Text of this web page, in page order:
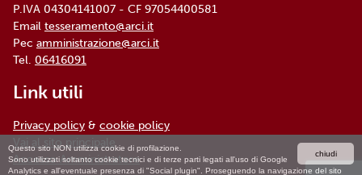
chiudi
Questo sito NON utilizza cookie di profilazione.
Sono utilizzati soltanto cookie tecnici e di terze parti legati all'uso di Google
Analytics e all'eventuale presenza di "Social plugin". Proseguendo la navigazione del sito
P.IVA 04304141007 - CF 97054400581
Email tesseramento@arci.it
Pec amministrazione@arci.it
Tel. 06416091
Link utili
Privacy policy & cookie policy
Vai al sito principale
Accesso Amministratore